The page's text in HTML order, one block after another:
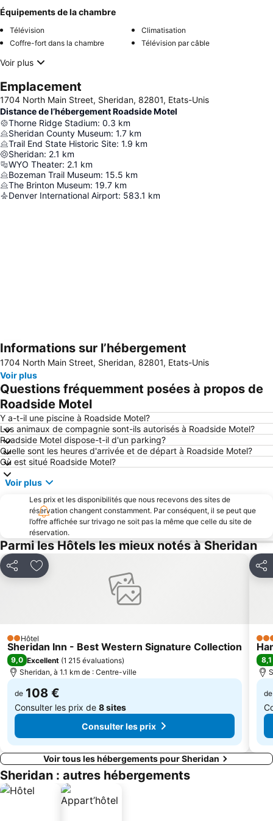
Équipements de la chambre
Télévision
Climatisation
Coffre-fort dans la chambre
Télévision par câble
Voir plus
Emplacement
1704 North Main Street, Sheridan, 82801, Etats-Unis
Distance de l’hébergement Roadside Motel
Thorne Ridge Stadium: 0.3 km
Sheridan County Museum: 1.7 km
Trail End State Historic Site: 1.9 km
Sheridan: 2.1 km
WYO Theater: 2.1 km
Bozeman Trail Museum: 15.5 km
The Brinton Museum: 19.7 km
Denver International Airport: 583.1 km
Agrandir la carte
Informations sur l’hébergement
1704 North Main Street, Sheridan, 82801, Etats-Unis
Voir plus
Questions fréquemment posées à propos de
Roadside Motel
Y a-t-il une piscine à Roadside Motel?
Les animaux de compagnie sont-ils autorisés à Roadside Motel?
Roadside Motel dispose-t-il d'un parking?
Quelle sont les heures d'arrivée et de départ à Roadside Motel?
Où est situé Roadside Motel?
Voir plus
Les prix et les disponibilités que nous recevons des sites de
réservation changent constamment. Par conséquent, il se peut que
l’offre affichée sur trivago ne soit pas la même que celle du site de
réservation.
Parmi les Hôtels les mieux notés à Sheridan
PartagerAjouter à mes favoris
2 Étoiles
Hôtel
Sheridan Inn - Best Western Signature Collection
9,0 Excellent (1 215 évaluations)
Sheridan, à 1.1 km de : Centre-ville
de 108 €
Consulter les prix de 8 sites
Consulter les prix
3
8,1
de
Voir tous les hébergements pour Sheridan
Sheridan : autres hébergements